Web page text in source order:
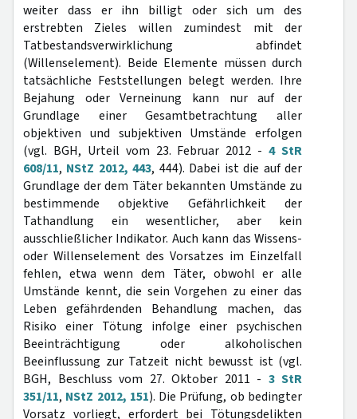
weiter dass er ihn billigt oder sich um des
erstrebten Zieles willen zumindest mit der
Tatbestandsverwirklichung abfindet
(Willenselement). Beide Elemente müssen durch
tatsächliche Feststellungen belegt werden. Ihre
Bejahung oder Verneinung kann nur auf der
Grundlage einer Gesamtbetrachtung aller
objektiven und subjektiven Umstände erfolgen
(vgl. BGH, Urteil vom 23. Februar 2012 -4 StR
608/11, NStZ 2012, 443, 444). Dabei ist die auf der
Grundlage der dem Täter bekannten Umstände zu
bestimmende objektive Gefährlichkeit der
Tathandlung ein wesentlicher, aber kein
ausschließlicher Indikator. Auch kann das Wissens-
oder Willenselement des Vorsatzes im Einzelfall
fehlen, etwa wenn dem Täter, obwohl er alle
Umstände kennt, die sein Vorgehen zu einer das
Leben gefährdenden Behandlung machen, das
Risiko einer Tötung infolge einer psychischen
Beeinträchtigung oder alkoholischen
Beeinflussung zur Tatzeit nicht bewusst ist (vgl.
BGH, Beschluss vom 27. Oktober 2011 - 3 StR
351/11, NStZ 2012, 151). Die Prüfung, ob bedingter
Vorsatz vorliegt, erfordert bei Tötungsdelikten